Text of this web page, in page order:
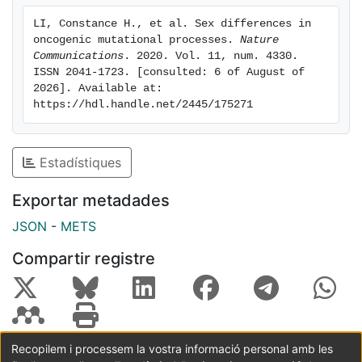
LI, Constance H., et al. Sex differences in
oncogenic mutational processes. Nature
Communications . 2020. Vol. 11, num. 4330.
ISSN 2041-1723. [consulted: 6 of August of
2026]. Available at:
https://hdl.handle.net/2445/175271
Estadístiques
Exportar metadades
JSON - METS
Compartir registre
Recopilem i processem la vostra informació personal amb les